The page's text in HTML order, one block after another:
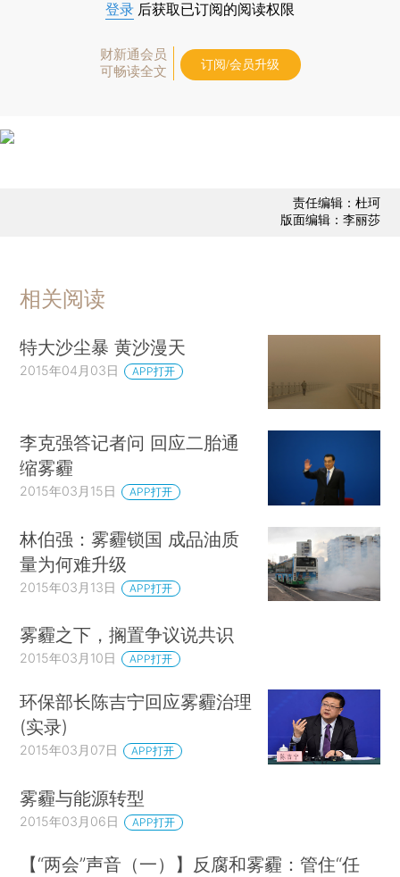
登录 后获取已订阅的阅读权限
财新通会员
可畅读全文
订阅/会员升级
责任编辑：杜珂
版面编辑：李丽莎
相关阅读
特大沙尘暴 黄沙漫天
2015年04月03日 APP打开
李克强答记者问 回应二胎通
缩雾霾
2015年03月15日 APP打开
林伯强：雾霾锁国 成品油质
量为何难升级
2015年03月13日 APP打开
雾霾之下，搁置争议说共识
2015年03月10日 APP打开
环保部长陈吉宁回应雾霾治理
(实录)
2015年03月07日 APP打开
雾霾与能源转型
2015年03月06日 APP打开
【“两会”声音（一）】反腐和雾霾：管住“任